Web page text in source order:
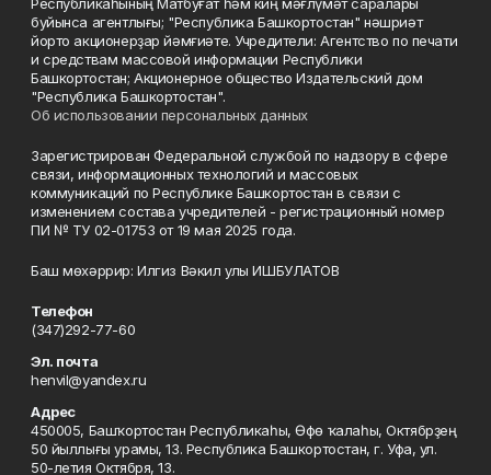
Республикаһының Матбуғат һәм киң мәғлүмәт саралары
буйынса агентлығы; "Республика Башкортостан" нәшриәт
йорто акционерҙар йәмғиәте. Учредители: Агентство по печати
и средствам массовой информации Республики
Башкортостан; Акционерное общество Издательский дом
"Республика Башкортостан".
Об использовании персональных данных
Зарегистрирован Федеральной службой по надзору в сфере
связи, информационных технологий и массовых
коммуникаций по Республике Башкортостан в связи с
изменением состава учредителей - регистрационный номер
ПИ № ТУ 02-01753 от 19 мая 2025 года.
Баш мөхәррир: Илгиз Вәкил улы ИШБУЛАТОВ
Телефон
(347)292-77-60
Эл. почта
henvil@yandex.ru
Адрес
450005, Башҡортостан Республикаһы, Өфө ҡалаһы, Октябрҙең
50 йыллығы урамы, 13. Республика Башкортостан, г. Уфа, ул.
50-летия Октября, 13.